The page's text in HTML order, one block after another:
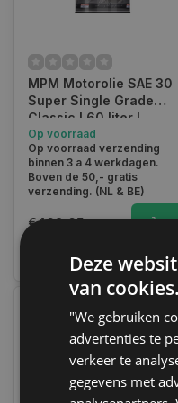
van de motor te
het type motor, het klimaat
Neem contact op
Weet u niet zeker of SAE
voertuig? Neem dan
Wij helpen je z.s.m. op weg!
MPM Motorolie SAE 30
Super Single Grade
Classic l 60 liter l
41060C
Op voorraad
Op voorraad verzending
binnen 3 a 4 werkdagen.
Boven de 50,- gratis
verzending. (NL & BE)
€468,65
Vergelijk
Deze
van cookies.
"We gebruiken
advertenties te
verkeer te
gegevens met